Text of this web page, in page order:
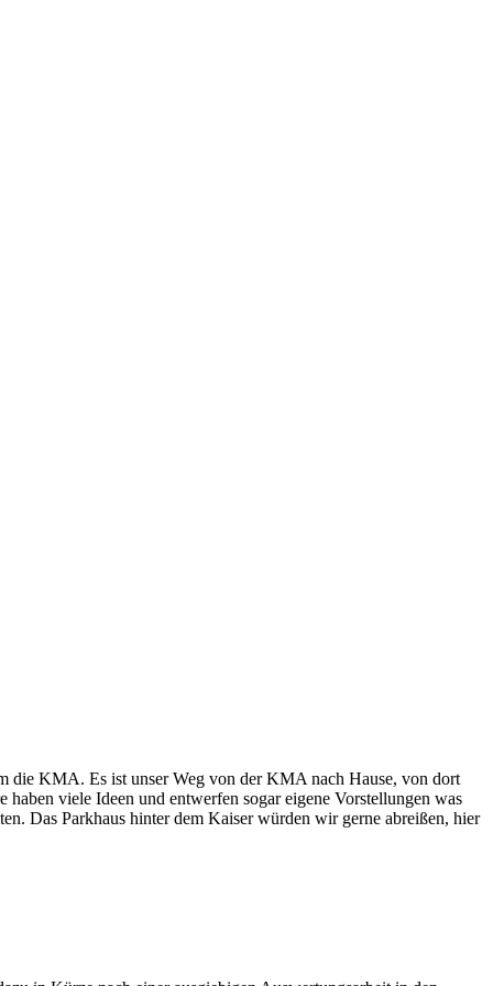
die KMA. Es ist unser Weg von der KMA nach Hause, von dort
viele Ideen und entwerfen sogar eigene Vorstellungen was
Das Parkhaus hinter dem Kaiser würden wir gerne abreißen, hier